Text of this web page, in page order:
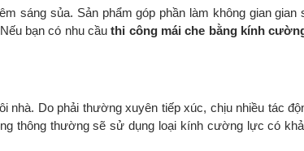
sáng sủa. Sản phẩm góp phần làm không gian gian
bạn có nhu cầuthi công mái che bằng kính
Do phải thường xuyên tiếp xúc, chịu nhiều tác
thông thường sẽ sử dụng loại kính cường lực có